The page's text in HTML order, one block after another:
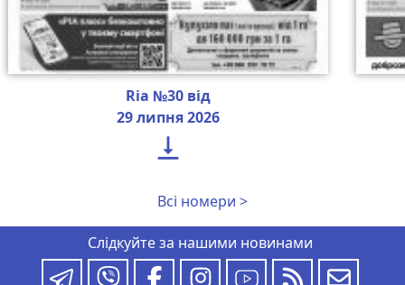
Ria №30 від
29 липня 2026

Всі номери >
Слідкуйте за нашими новинами